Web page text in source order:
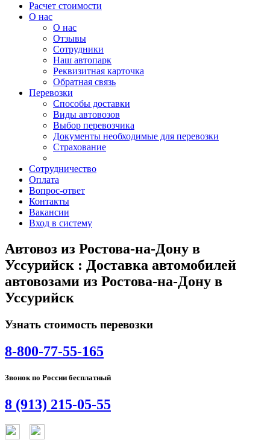
Расчет стоимости
О нас
О нас
Отзывы
Сотрудники
Наш автопарк
Реквизитная карточка
Обратная связь
Перевозки
Способы доставки
Виды автовозов
Выбор перевозчика
Документы необходимые для перевозки
Страхование
Сотрудничество
Оплата
Вопрос-ответ
Контакты
Вакансии
Вход в систему
Автовоз из Ростова-на-Дону в
Уссурийск : Доставка автомобилей
автовозами из Ростова-на-Дону в
Уссурийск
Узнать стоимость перевозки
8-800-77-55-165
Звонок по России бесплатный
8 (913) 215-05-55